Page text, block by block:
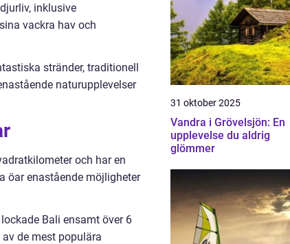
inklusive
vackra hav och
stränder, traditionell
naturupplevelser
och har en
öar enastående möjligheter
Bali ensamt över 6
de mest populära
31 oktober 2025
Vandra i Grövelsjön: En
upplevelse du aldrig
glömmer